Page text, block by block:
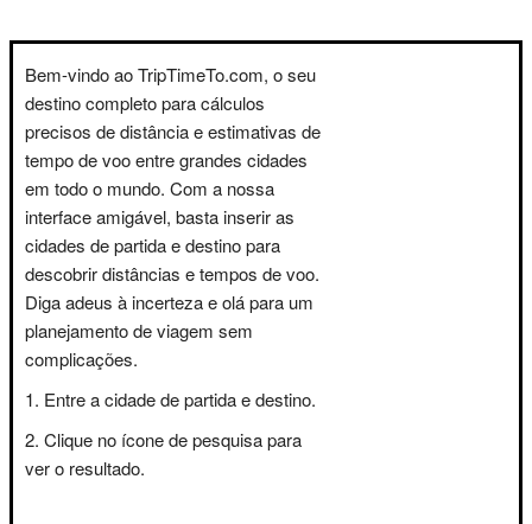
Bem-vindo ao TripTimeTo.com, o seu
destino completo para cálculos
precisos de distância e estimativas de
tempo de voo entre grandes cidades
em todo o mundo. Com a nossa
interface amigável, basta inserir as
cidades de partida e destino para
descobrir distâncias e tempos de voo.
Diga adeus à incerteza e olá para um
planejamento de viagem sem
complicações.
Entre a cidade de partida e destino.
Clique no ícone de pesquisa para
ver o resultado.